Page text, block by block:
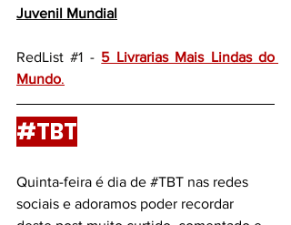
Juvenil Mundial
RedList #1 - 5 Livrarias Mais Lindas do
Mundo.
#TBT
Quinta-feira é dia de #TBT nas redes
sociais e adoramos poder recordar